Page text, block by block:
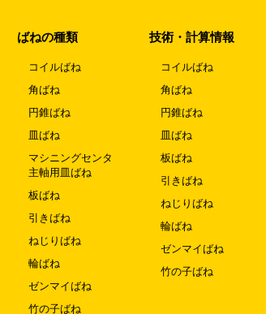
ばねの種類
コイルばね
角ばね
円錐ばね
皿ばね
マシニングセンタ
主軸用皿ばね
板ばね
引きばね
ねじりばね
輪ばね
ゼンマイばね
竹の子ばね
技術・計算情報
コイルばね
角ばね
円錐ばね
皿ばね
板ばね
引きばね
ねじりばね
輪ばね
ゼンマイばね
竹の子ばね